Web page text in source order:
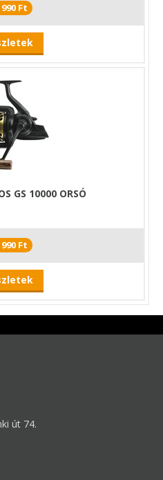
990 Ft
GS 10000 ORSÓ
990 Ft
út 74.